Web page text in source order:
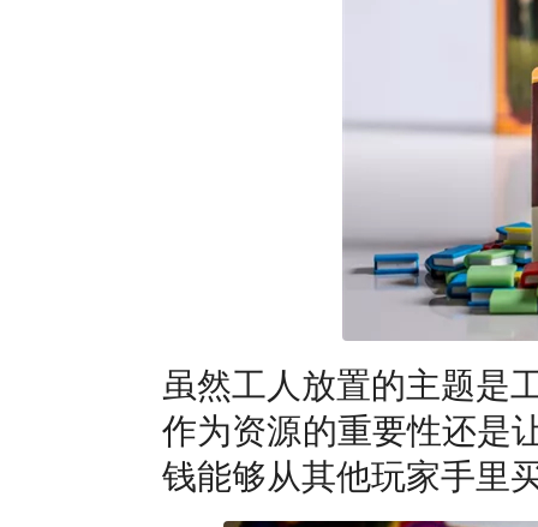
虽然工人放置的主题是
作为资源的重要性还是
钱能够从其他玩家手里